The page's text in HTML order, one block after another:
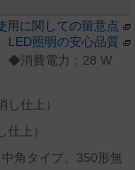
用に関しての留意点
LED照明の安心品質
◆消費電力：28 W
仕上）
上）
角タイプ、350形無